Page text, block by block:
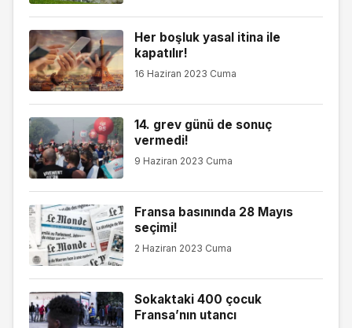
Her boşluk yasal itina ile
kapatılır!
16 Haziran 2023 Cuma
14. grev günü de sonuç
vermedi!
9 Haziran 2023 Cuma
Fransa basınında 28 Mayıs
seçimi!
2 Haziran 2023 Cuma
Sokaktaki 400 çocuk
Fransa’nın utancı